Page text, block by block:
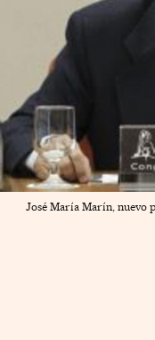
José María Marín, nuevo